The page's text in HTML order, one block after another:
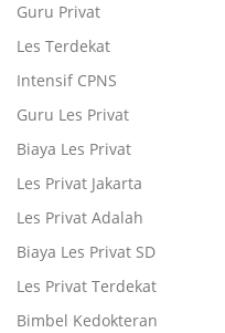
Guru Privat
Les Terdekat
Intensif CPNS
Guru Les Privat
Biaya Les Privat
Les Privat Jakarta
Les Privat Adalah
Biaya Les Privat SD
Les Privat Terdekat
Bimbel Kedokteran